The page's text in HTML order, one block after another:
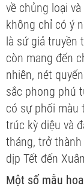
về chủng loại
không chỉ có ý
là sứ giả truyền
còn mang đến
nhiên, nét
sắc phong phú
có sự phối màu
trúc kỳ diệu và
tháng, trở
dịp Tết đến
Một số mẫu